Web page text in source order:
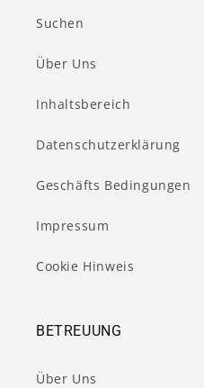
Suchen
Über Uns
Inhaltsbereich
Datenschutzerklärung
Geschäfts Bedingungen
Impressum
Cookie Hinweis
BETREUUNG
Über Uns